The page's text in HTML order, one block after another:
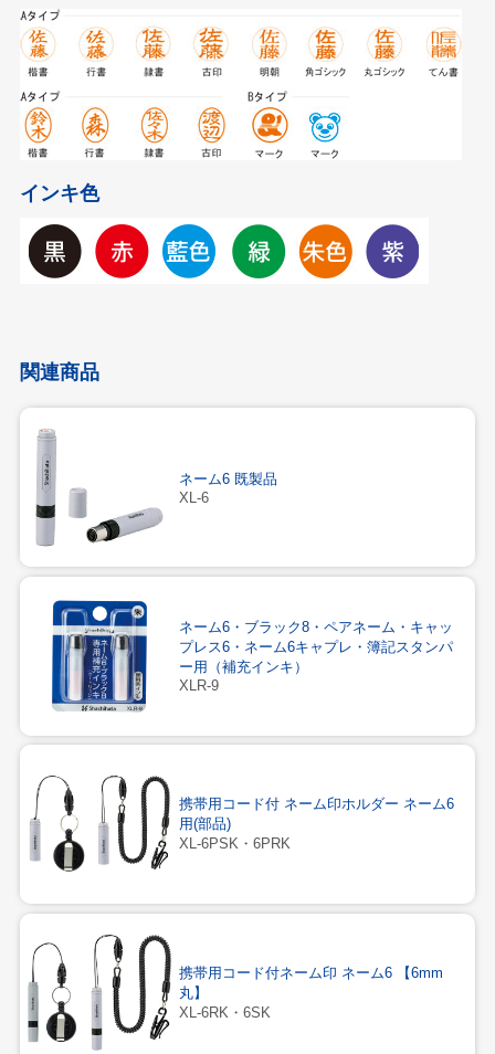
インキ色
関連商品
ネーム6 既製品
XL-6
ネーム6・ブラック8・ペアネーム・キャッ
プレス6・ネーム6キャプレ・簿記スタンパ
ー用（補充インキ）
XLR-9
携帯用コード付 ネーム印ホルダー ネーム6
用(部品)
XL-6PSK・6PRK
携帯用コード付ネーム印 ネーム6 【6mm
丸】
XL-6RK・6SK